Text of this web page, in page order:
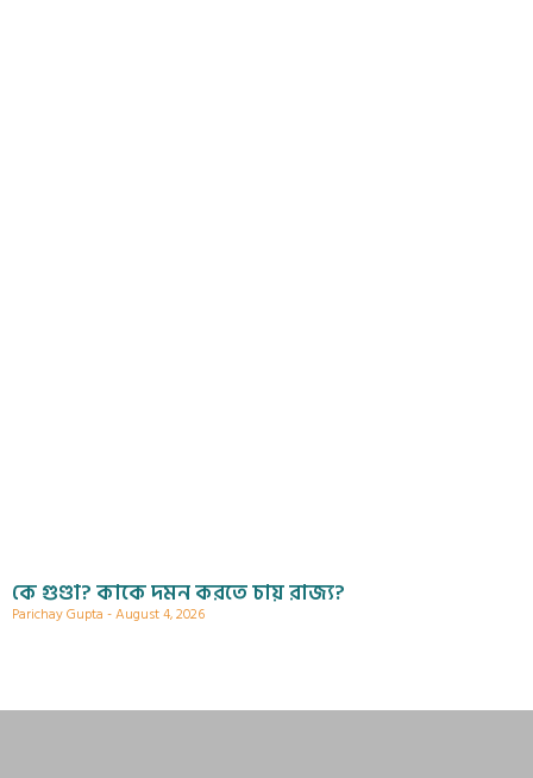
কে গুণ্ডা? কাকে দমন করতে চায় রাজ্য?
Parichay Gupta August 4, 2026